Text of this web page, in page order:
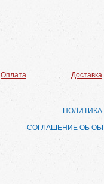
Оплата Доставка
СОГЛАШЕНИЕ ОБ